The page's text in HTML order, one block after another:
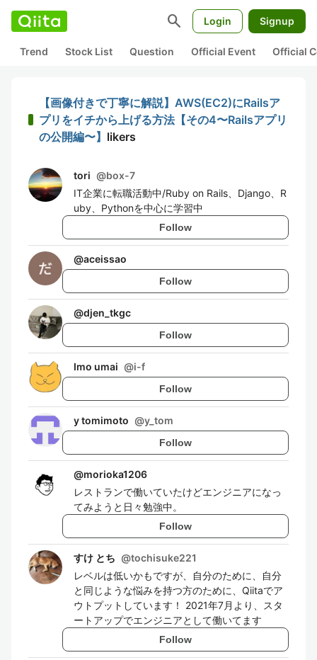
search Login Signup
Trend Stock List Question Official Event Official
【画像付きで丁寧に解説】AWS(EC2)にRailsア
プリをイチから上げる方法【その4〜Railsアプリ
の公開編〜】 likers
tori @box-7
IT企業に転職活動中/Ruby on Rails、Django、R
uby、Pythonを中心に学習中
Follow
@aceissao
Follow
@djen_tkgc
Follow
Imo umai @i-f
Follow
y tomimoto @y_tom
Follow
@morioka1206
レストランで働いていたけどエンジニアになっ
てみようと日々勉強中。
Follow
すけ とち @tochisuke221
レベルは低いかもですが、自分のために、自分
と同じような悩みを持つ方のために、Qiitaでア
ウトプットしています！ 2021年7月より、スタ
ートアップでエンジニアとして働いてます
Follow